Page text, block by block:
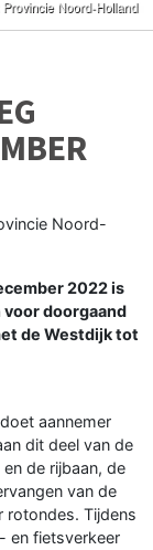
Noord-
2022 is
doorgaand
de Westdijk tot
aannemer
dit deel van de
de rijbaan, de
van de
rotondes. Tijdens
en fietsverkeer